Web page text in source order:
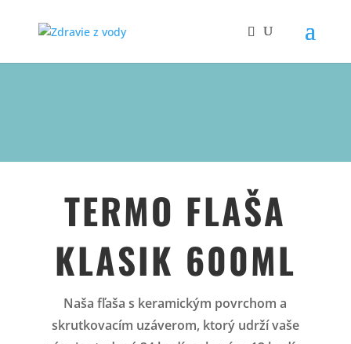
TERMO FLAŠA
KLASIK 600ML
Naša fľaša s keramickým povrchom a
skrutkovacím uzáverom, ktorý udrží vaše